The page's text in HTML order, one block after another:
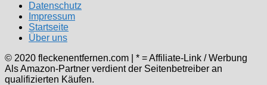
Datenschutz
Impressum
Startseite
Über uns
© 2020 fleckenentfernen.com | * = Affiliate-Link / Werbung
Als Amazon-Partner verdient der Seitenbetreiber an
qualifizierten Käufen.